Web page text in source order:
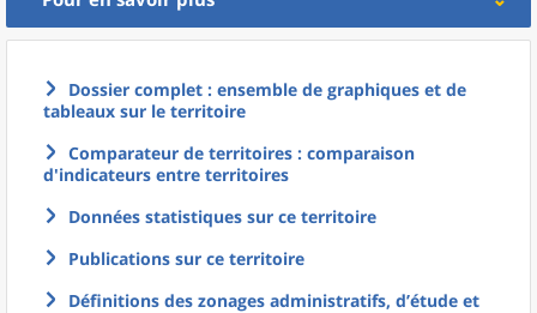
Dossier complet : ensemble de graphiques et de
tableaux sur le territoire
Comparateur de territoires : comparaison
d'indicateurs entre territoires
Données statistiques sur ce territoire
Publications sur ce territoire
Définitions des zonages administratifs, d’étude et